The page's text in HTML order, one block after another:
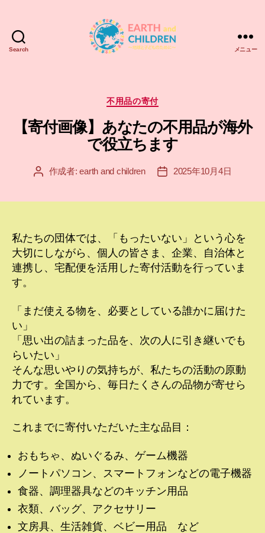
Search
＆
ル
ド
レ
EARTH
CHILDREN
メニュー
カ
ゴ
リ
ー
不用品の寄付
【寄付画像】あなたの不用品が海外
で役立ちます
投 作成者:earth and children
投
2025年10月4日
私たちの団体では、「もったいない」という心を
大切にしながら、個人の皆さま、企業、自治体と
連携し、宅配便を活用した寄付活動を行っていま
す。
「まだ使える物を、必要としている誰かに届けた
い」
「思い出の詰まった品を、次の人に引き継いでも
らいたい」
そんな思いやりの気持ちが、私たちの活動の原動
力です。全国から、毎日たくさんの品物が寄せら
れています。
これまでに寄付いただいた主な品目：
おもちゃ、ぬいぐるみ、ゲーム機器
ノートパソコン、スマートフォンなどの電子機器
食器、調理器具などのキッチン用品
衣類、バッグ、アクセサリー
文房具、生活雑貨、ベビー用品 など